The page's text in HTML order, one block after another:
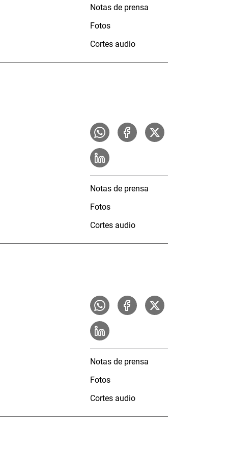
Notas de prensa
Fotos
Cortes audio
Notas de prensa
Fotos
Cortes audio
Notas de prensa
Fotos
Cortes audio